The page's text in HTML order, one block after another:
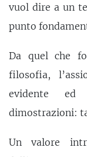
vuol dire a un
punto
Da quel che
filosofia,
evidente ed
dimostrazioni:
Un valore